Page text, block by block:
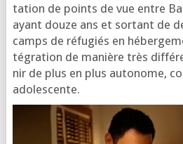
ta­tion de points de vue entre
ayant douze ans et sor­tant de
camps de réfu­giés en
té­gra­tion de manière très
nir de plus en plus auto­nome,
adolescente.